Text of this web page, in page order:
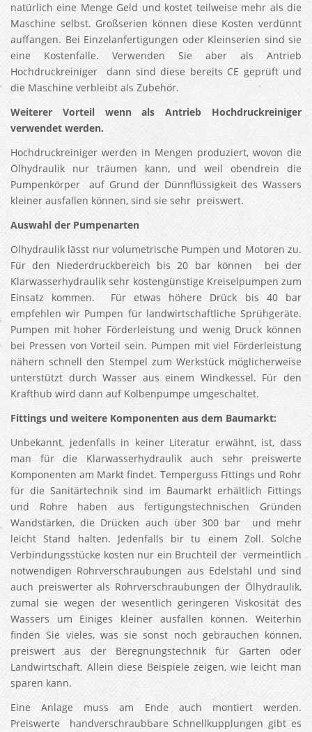
natürlich eine Menge Geld und kostet teilweise mehr als die
Maschine selbst. Großserien können diese Kosten verdünnt
auffangen. Bei Einzelanfertigungen oder Kleinserien sind sie
eine Kostenfalle. Verwenden Sie aber als Antrieb
Hochdruckreiniger dann sind diese bereits CE geprüft und
die Maschine verbleibt als Zubehör.
Weiterer Vorteil wenn als Antrieb Hochdruckreiniger
verwendet werden.
Hochdruckreiniger werden in Mengen produziert, wovon die
Ölhydraulik nur träumen kann, und weil obendrein die
Pumpenkörper auf Grund der Dünnflüssigkeit des Wassers
kleiner ausfallen können, sind sie sehr preiswert.
Auswahl der Pumpenarten
Ölhydraulik lässt nur volumetrische Pumpen und Motoren zu.
Für den Niederdruckbereich bis 20 bar können bei der
Klarwasserhydraulik sehr kostengünstige Kreiselpumpen zum
Einsatz kommen. Für etwas höhere Drück bis 40 bar
empfehlen wir Pumpen für landwirtschaftliche Sprühgeräte.
Pumpen mit hoher Förderleistung und wenig Druck können
bei Pressen von Vorteil sein. Pumpen mit viel Förderleistung
nähern schnell den Stempel zum Werkstück möglicherweise
unterstützt durch Wasser aus einem Windkessel. Für den
Krafthub wird dann auf Kolbenpumpe umgeschaltet.
Fittings und weitere Komponenten aus dem Baumarkt:
Unbekannt, jedenfalls in keiner Literatur erwähnt, ist, dass
man für die Klarwasserhydraulik auch sehr preiswerte
Komponenten am Markt findet. Temperguss Fittings und Rohr
für die Sanitärtechnik sind im Baumarkt erhältlich Fittings
und Rohre haben aus fertigungstechnischen Gründen
Wandstärken, die Drücken auch über 300 bar und mehr
leicht Stand halten. Jedenfalls bir tu einem Zoll. Solche
Verbindungsstücke kosten nur ein Bruchteil der vermeintlich
notwendigen Rohrverschraubungen aus Edelstahl und sind
auch preiswerter als Rohrverschraubungen der Ölhydraulik,
zumal sie wegen der wesentlich geringeren Viskosität des
Wassers um Einiges kleiner ausfallen können. Weiterhin
finden Sie vieles, was sie sonst noch gebrauchen können,
preiswert aus der Beregnungstechnik für Garten oder
Landwirtschaft. Allein diese Beispiele zeigen, wie leicht man
sparen kann.
Eine Anlage muss am Ende auch montiert werden.
Preiswerte handverschraubbare Schnellkupplungen gibt es